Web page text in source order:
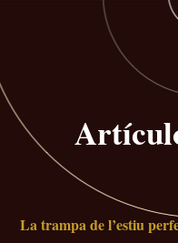
La trampa de l’estiu